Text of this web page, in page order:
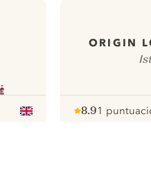
ORIGIN
8.9
pour
1